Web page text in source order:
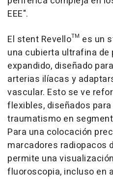
EEE".
El stent Revello™ es un
una cubierta ultrafina
expandido, diseñado
arterias ilíacas y
vascular. Esto se ve
flexibles, diseñados
traumatismo en
Para una colocación
marcadores radiopacos
permite una
fluoroscopia, incluso en